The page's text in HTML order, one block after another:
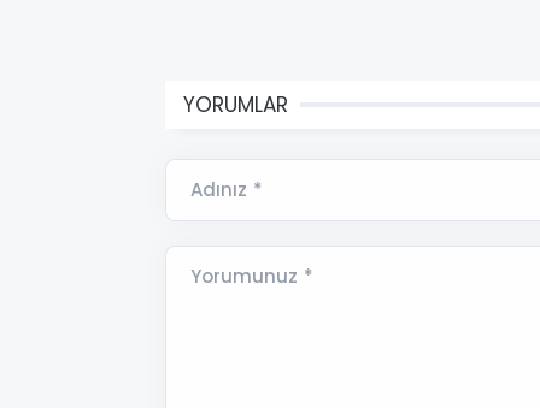
YORUMLAR
Adınız *
Yorumunuz *